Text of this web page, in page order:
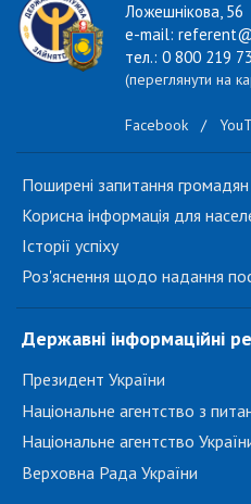
Ложешнікова, 56
e-mail:
тел.: 0 800 219
(переглянути на
Facebook /
Поширені запитання громадян
Корисна інформація для
Історії успіху
Роз'яснення щодо надання
Державні інформаційні
Президент України
Національне агентство з
Національне агентство
Верховна Рада України